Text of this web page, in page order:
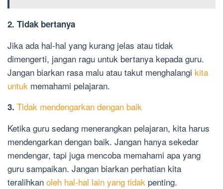
2. Tidak bertanya
Jika ada hal-hal yang kurang jelas atau tidak
dimengerti, jangan ragu untuk bertanya kepada guru.
Jangan biarkan rasa malu atau takut menghalangi kita
untuk memahami pelajaran.
3. Tidak mendengarkan dengan baik
Ketika guru sedang menerangkan pelajaran, kita harus
mendengarkan dengan baik. Jangan hanya sekedar
mendengar, tapi juga mencoba memahami apa yang
guru sampaikan. Jangan biarkan perhatian kita
teralihkan oleh hal-hal lain yang tidak penting.